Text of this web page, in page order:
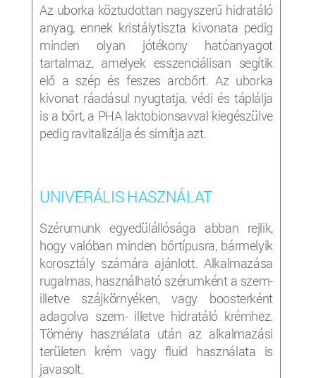
Az uborka köztudottan nagyszerű hidratáló
anyag, ennek kristálytiszta kivonata pedig
minden olyan jótékony hatóanyagot
tartalmaz, amelyek esszenciálisan segítik
elő a szép és feszes arcbőrt. Az uborka
kivonat ráadásul nyugtatja, védi és táplálja
is a bőrt, a PHA laktobionsavval kiegészülve
pedig ravitalizálja és simítja azt.
UNIVERÁLIS HASZNÁLAT
Szérumunk egyedülállósága abban rejlik,
hogy valóban minden bőrtípusra, bármelyik
korosztály számára ajánlott. Alkalmazása
rugalmas, használható szérumként a szem-
illetve szájkörnyéken, vagy boosterként
adagolva szem- illetve hidratáló krémhez.
Tömény használata után az alkalmazási
területen krém vagy fluid használata is
javasolt.